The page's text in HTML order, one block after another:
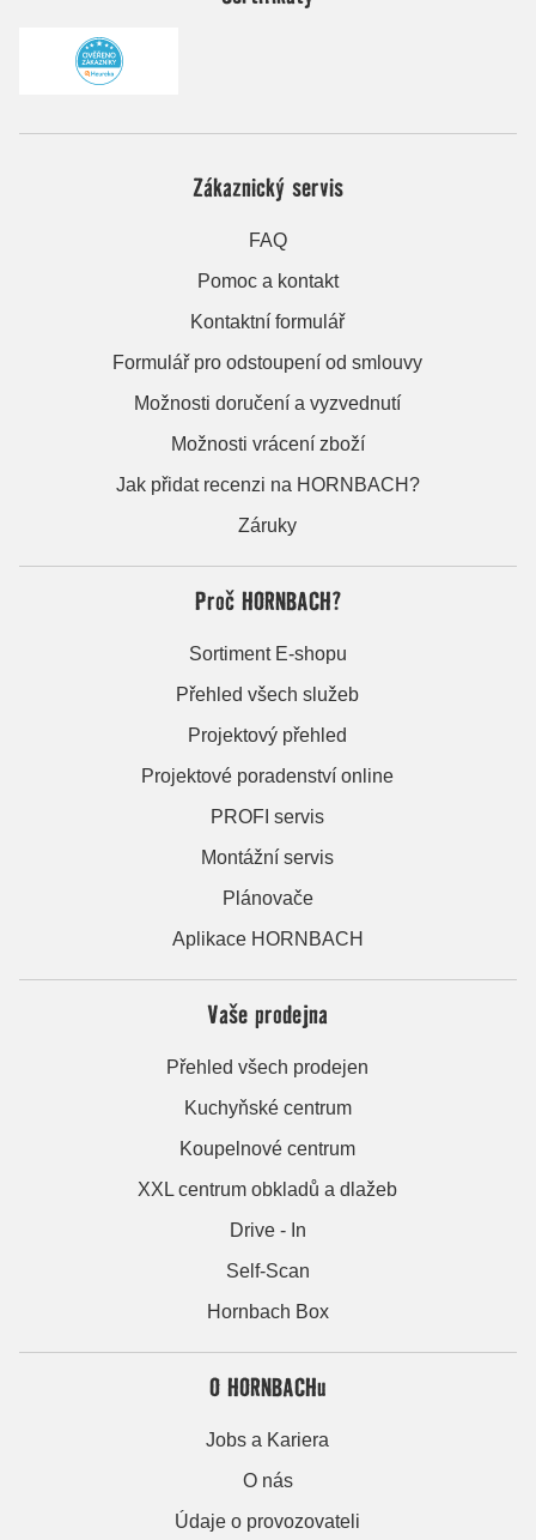
Zákaznický servis
FAQ
Pomoc a kontakt
Kontaktní formulář
Formulář pro odstoupení od smlouvy
Možnosti doručení a vyzvednutí
Možnosti vrácení zboží
Jak přidat recenzi na HORNBACH?
Záruky
Proč HORNBACH?
Sortiment E-shopu
Přehled všech služeb
Projektový přehled
Projektové poradenství online
PROFI servis
Montážní servis
Plánovače
Aplikace HORNBACH
Vaše prodejna
Přehled všech prodejen
Kuchyňské centrum
Koupelnové centrum
XXL centrum obkladů a dlažeb
Drive - In
Self-Scan
Hornbach Box
O HORNBACHu
Jobs a Kariera
O nás
Údaje o provozovateli